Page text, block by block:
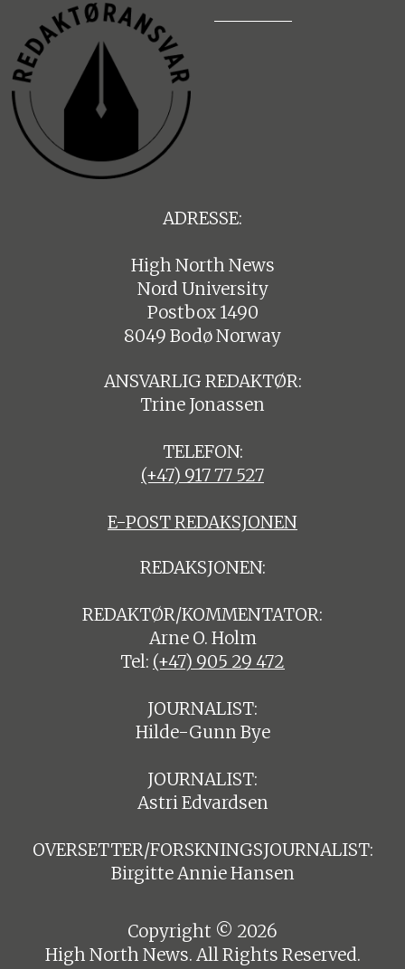
ADRESSE:
High North News
Nord University
Postbox 1490
8049 Bodø Norway
ANSVARLIG REDAKTØR:
Trine Jonassen
TELEFON:
(+47) 917 77 527
E-POST REDAKSJONEN
REDAKSJONEN:
REDAKTØR/KOMMENTATOR:
Arne O. Holm
Tel: (+47) 905 29 472
JOURNALIST:
Hilde-Gunn Bye
JOURNALIST:
Astri Edvardsen
OVERSETTER/FORSKNINGSJOURNALIST:
Birgitte Annie Hansen
Copyright © 2026
High North News. All Rights Reserved.